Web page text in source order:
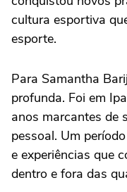
cultura esportiva
esporte.
Para Samantha
profunda. Foi em
anos marcantes de
pessoal. Um
e experiências que
dentro e fora das